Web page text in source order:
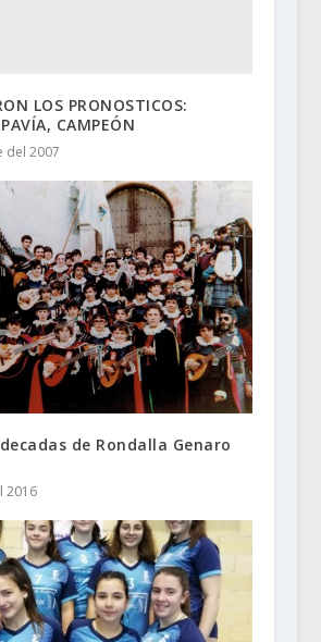
LOS PRONOSTICOS:
CAMPEÓN
del 2007
de Rondalla Genaro
2016